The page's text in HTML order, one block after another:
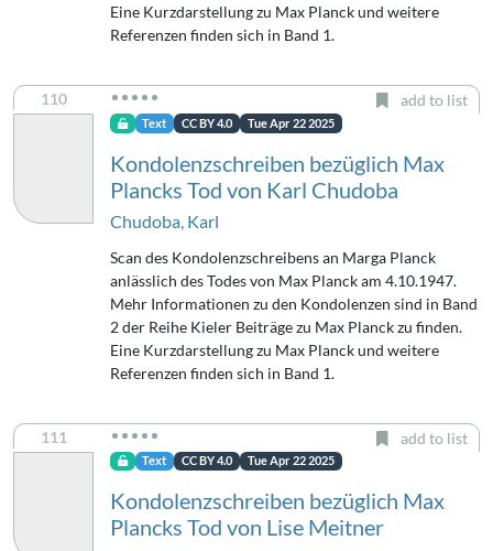
Eine Kurzdarstellung zu Max Planck und weitere
Referenzen finden sich in Band 1.
110 add to list
Text CC BY 4.0 Tue Apr 22 2025
Kondolenzschreiben bezüglich Max
Plancks Tod von Karl Chudoba
Chudoba, Karl
Scan des Kondolenzschreibens an Marga Planck
anlässlich des Todes von Max Planck am 4.10.1947.
Mehr Informationen zu den Kondolenzen sind in Band
2 der Reihe Kieler Beiträge zu Max Planck zu finden.
Eine Kurzdarstellung zu Max Planck und weitere
Referenzen finden sich in Band 1.
111 add to list
Text CC BY 4.0 Tue Apr 22 2025
Kondolenzschreiben bezüglich Max
Plancks Tod von Lise Meitner